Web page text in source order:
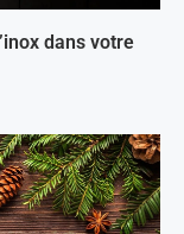
dans votre